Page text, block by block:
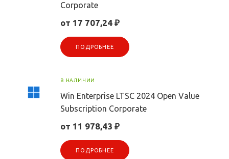
Corporate
от 17 707,24 ₽
ПОДРОБНЕЕ
В НАЛИЧИИ
Win Enterprise LTSC 2024 Open Value
Subscription Corporate
от 11 978,43 ₽
ПОДРОБНЕЕ